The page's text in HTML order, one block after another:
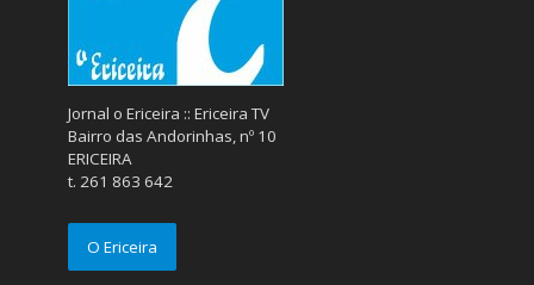
Jornal o Ericeira :: Ericeira TV
Bairro das Andorinhas, nº 10
ERICEIRA
t. 261 863 642
O Ericeira